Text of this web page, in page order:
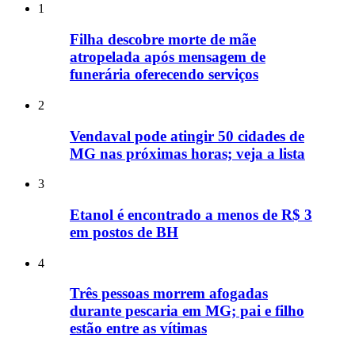
1
Filha descobre morte de mãe
atropelada após mensagem de
funerária oferecendo serviços
2
Vendaval pode atingir 50 cidades de
MG nas próximas horas; veja a lista
3
Etanol é encontrado a menos de R$ 3
em postos de BH
4
Três pessoas morrem afogadas
durante pescaria em MG; pai e filho
estão entre as vítimas